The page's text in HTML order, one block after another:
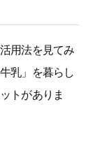
用法を見てみ
乳」を暮らし
トがありま